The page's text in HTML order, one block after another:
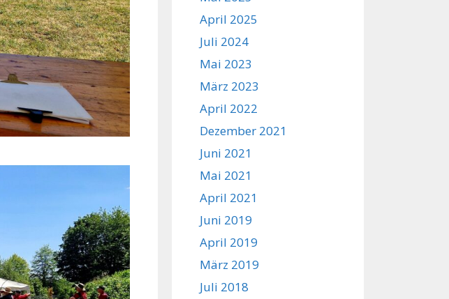
April 2025
Juli 2024
Mai 2023
März 2023
April 2022
Dezember 2021
Juni 2021
Mai 2021
April 2021
Juni 2019
April 2019
März 2019
Juli 2018